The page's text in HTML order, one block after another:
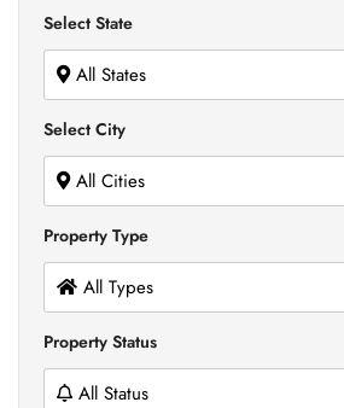
Select State
All States
Select City
All Cities
Property Type
All Types
Property Status
All Status